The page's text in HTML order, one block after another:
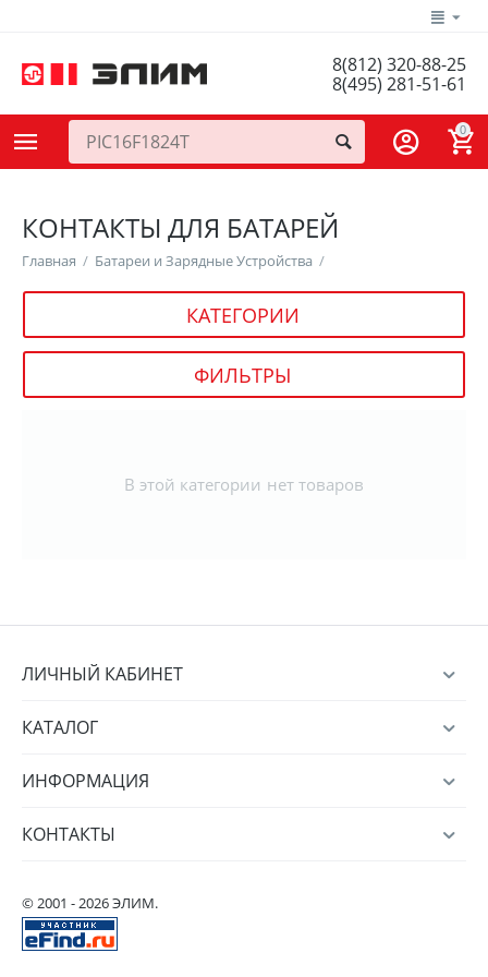
8(812) 320-88-25
8(495) 281-51-61
0
КОНТАКТЫ ДЛЯ БАТАРЕЙ
Главная / Батареи и Зарядные Устройства /
КАТЕГОРИИ
ФИЛЬТРЫ
В этой категории нет товаров
ЛИЧНЫЙ КАБИНЕТ
КАТАЛОГ
ИНФОРМАЦИЯ
КОНТАКТЫ
© 2001 - 2026 ЭЛИМ.